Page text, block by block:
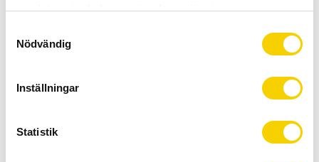
samlat in när du har använt deras tjänster.
Nödvändig
Inställningar
Statistik
Scott Contrail 200 Lila 2026
och trygg 20” barn-MTB för äventyr
och vardag.
Scott Roxter 200 Orange 2026
junior‑MTB för unga äventyrare.